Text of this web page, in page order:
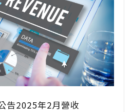
告2025年2月營收